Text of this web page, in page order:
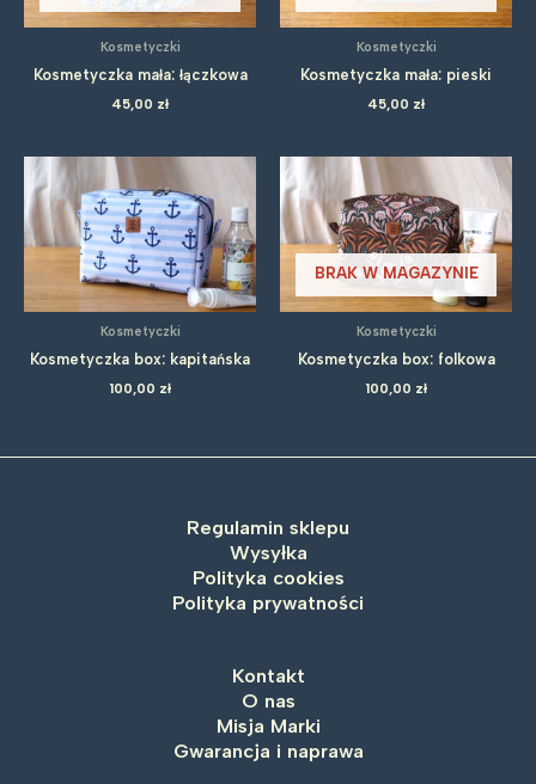
Kosmetyczki
Kosmetyczka mała: łączkowa
45,00 zł
Kosmetyczki
Kosmetyczka mała: pieski
45,00 zł
Kosmetyczki
Kosmetyczka box: kapitańska
100,00 zł
BRAK W MAGAZYNIE
Kosmetyczki
Kosmetyczka box: folkowa
100,00 zł
Regulamin sklepu
Wysyłka
Polityka cookies
Polityka prywatności
Kontakt
O nas
Misja Marki
Gwarancja i naprawa